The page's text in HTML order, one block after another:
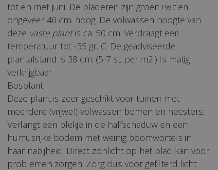
tot en met juni. De bladeren zijn groen+wit en
ongeveer 40 cm. hoog. De volwassen hoogte van
deze vaste plantis ca. 50 cm. Verdraagt een
temperatuur tot -35 gr. C. De geadviseerde
plantafstand is 38 cm. (5-7 st. per m2.) Is matig
verkrijgbaar.
Bosplant.
Deze plant is zeer geschikt voor tuinen met
meerdere (vrijwel) volwassen bomen en heesters.
Verlangt een plekje in de halfschaduw en een
humusrijke bodem met weinig boomwortels in
haar nabijheid. Direct zonlicht op het blad kan voor
problemen zorgen. Zorg dus voor gefilterd licht